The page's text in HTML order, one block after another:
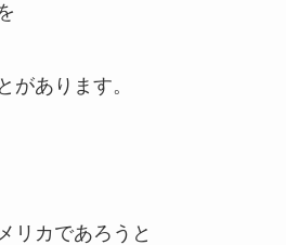
があります。
リカであろうと